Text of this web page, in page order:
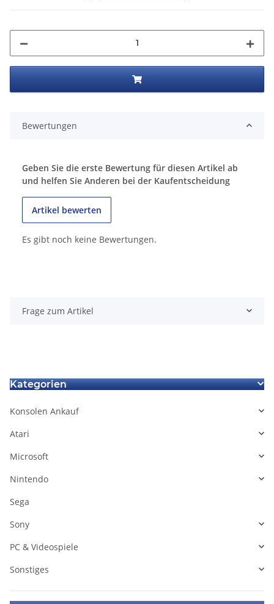
Bewertungen
Geben Sie die erste Bewertung für diesen Artikel ab
und helfen Sie Anderen bei der Kaufentscheidung
Artikel bewerten
Es gibt noch keine Bewertungen.
Frage zum Artikel
Kategorien
Konsolen Ankauf
Atari
Microsoft
Nintendo
Sega
Sony
PC & Videospiele
Sonstiges